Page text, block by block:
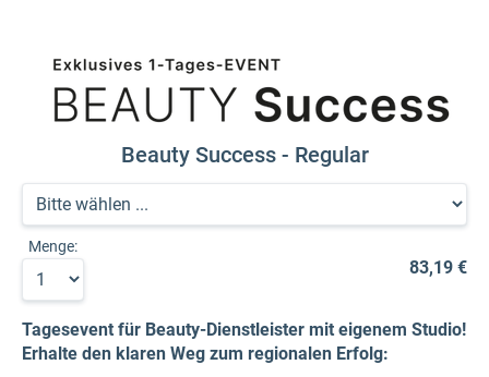
Beauty Success - Regular
Menge:
83,19 €
Tagesevent für Beauty-Dienstleister mit eigenem Studio!
Erhalte den klaren Weg zum regionalen Erfolg: